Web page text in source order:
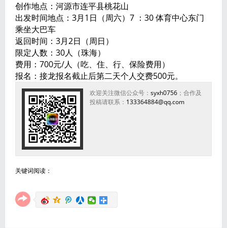
创作地点：河源市连平县桃花山
出发时间地点：3月1日（周六）7 ：30 体育中心东门
乘坐大巴车
返回时间：3月2日（周日）
限定人数：30人（珠海）
费用：700元/人（吃、住、行、保险费用）
报名：接龙报名截止后第二天个人交费500元。
欢迎关注微信公众号： syxh0756；合作及
投稿请联系： 133364884@qq.com
关键词阅读：